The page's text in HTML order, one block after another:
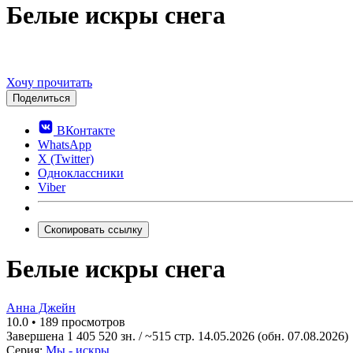
Белые искры снега
Хочу прочитать
Поделиться
ВКонтакте
WhatsApp
X (Twitter)
Одноклассники
Viber
Скопировать ссылку
Белые искры снега
Анна Джейн
10.0 • 189 просмотров
Завершена 1 405 520 зн. / ~515 стр. 14.05.2026 (обн. 07.08.2026)
Серия: Мы - искры